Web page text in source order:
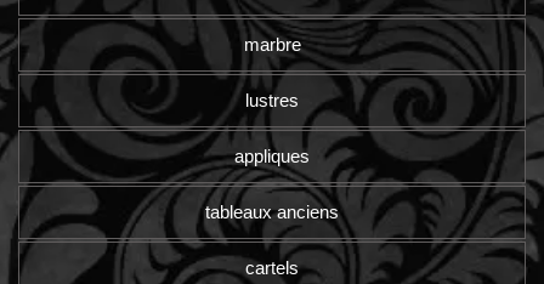
marbre
lustres
appliques
tableaux anciens
cartels